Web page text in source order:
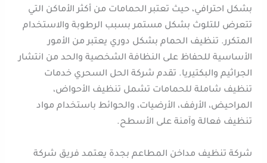
بشكل احترافي، حيث تعتبر الحمامات من أكثر الأماكن التي
تتعرض للتلوث بشكل مستمر بسبب الرطوبة والاستخدام
المتكرر. تنظيف الحمام بشكل دوري يعتبر من الأمور
الأساسية للحفاظ على النظافة الشخصية والحد من انتشار
الجراثيم والبكتيريا. تقدم شركة الحل السحري خدمات
تنظيف شاملة للحمامات تشمل تنظيف الأحواض،
المراحيض، الأرفف، الأرضيات، والحوائط باستخدام مواد
تنظيف فعالة وآمنة على الأسطح.
شركة تنظيف مداخن المطاعم بجدة يعتمد فريق شركة